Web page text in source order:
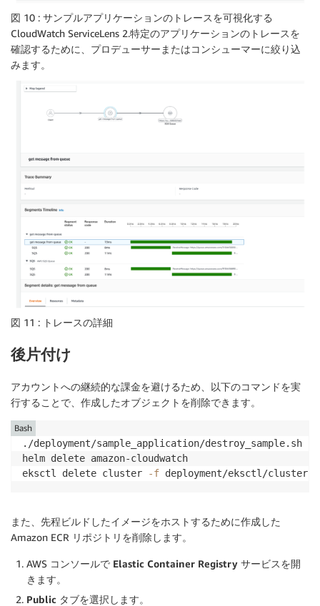
図 10 : サンプルアプリケーションのトレースを可視化する
CloudWatch ServiceLens 2.特定のアプリケーションのトレースを
確認するために、プロデューサーまたはコンシューマーに絞り込
みます。
図 11 : トレースの詳細
後片付け
アカウントへの継続的な課金を避けるため、以下のコマンドを実
行することで、作成したオブジェクトを削除できます。
./deployment/sample_application/destroy_sample.sh
helm delete amazon-cloudwatch
eksctl delete cluster
-f deployment/eksctl/
Bash
また、先程ビルドしたイメージをホストするために作成した
Amazon ECR リポジトリを削除します。
AWS コンソールで Elastic Container Registry サービスを開
きます。
Public タブを選択します。